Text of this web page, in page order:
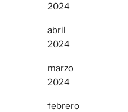
2024
abril
2024
marzo
2024
febrero